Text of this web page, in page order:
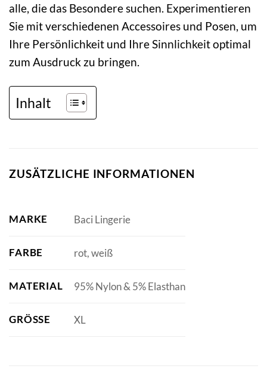
alle, die das Besondere suchen. Experimentieren
Sie mit verschiedenen Accessoires und Posen, um
Ihre Persönlichkeit und Ihre Sinnlichkeit optimal
zum Ausdruck zu bringen.
Inhalt
ZUSÄTZLICHE INFORMATIONEN
MARKE Baci Lingerie
FARBE rot, weiß
MATERIAL 95% Nylon & 5% Elasthan
GRÖSSE XL